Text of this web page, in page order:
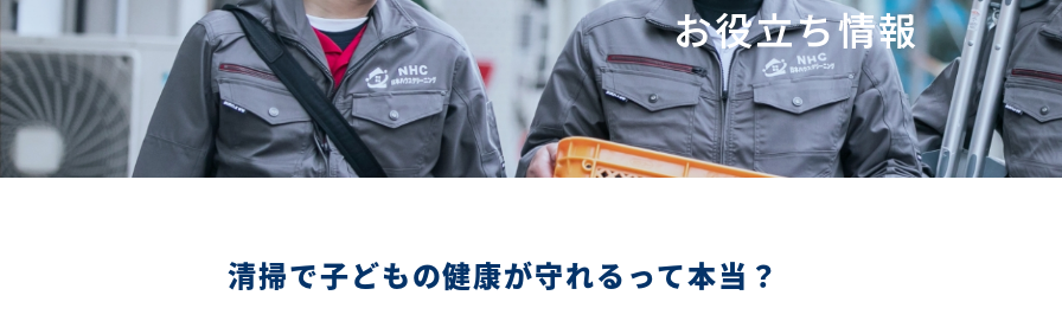
お役立ち情報
清掃で子どもの健康が守れるって本当？